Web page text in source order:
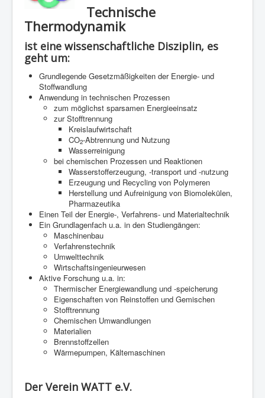
MegaWATT-Preisträger
Das Junge Kollegium Thermodynamik (JuKoTherm)
Links
Kontakt
Technische
Thermodynamik
ist eine wissenschaftliche Disziplin, es
geht um:
Grundlegende Gesetzmäßigkeiten der Energie- und
Stoffwandlung
Anwendung in technischen Prozessen
zum möglichst sparsamen Energieeinsatz
zur Stofftrennung
Kreislaufwirtschaft
CO2-Abtrennung und Nutzung
Wasserreinigung
bei chemischen Prozessen und Reaktionen
Wasserstofferzeugung, -transport und -nutzung
Erzeugung und Recycling von Polymeren
Herstellung und Aufreinigung von Biomolekülen,
Pharmazeutika
Einen Teil der Energie-, Verfahrens- und Materialtechnik
Ein Grundlagenfach u.a. in den Studiengängen:
Maschinenbau
Verfahrenstechnik
Umwelttechnik
Wirtschaftsingenieurwesen
Aktive Forschung u.a. in:
Thermischer Energiewandlung und -speicherung
Eigenschaften von Reinstoffen und Gemischen
Stofftrennung
Chemischen Umwandlungen
Materialien
Brennstoffzellen
Wärmepumpen, Kältemaschinen
Der Verein WATT e.V.